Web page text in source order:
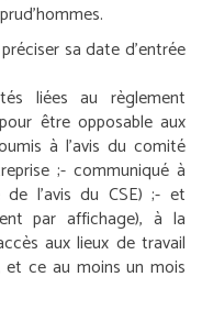
sa date d’entrée
liées au règlement
être opposable aux
à l’avis du comité
;- communiqué à
l’avis du CSE) ;- et
par affichage), à la
aux lieux de travail
et ce au moins un mois